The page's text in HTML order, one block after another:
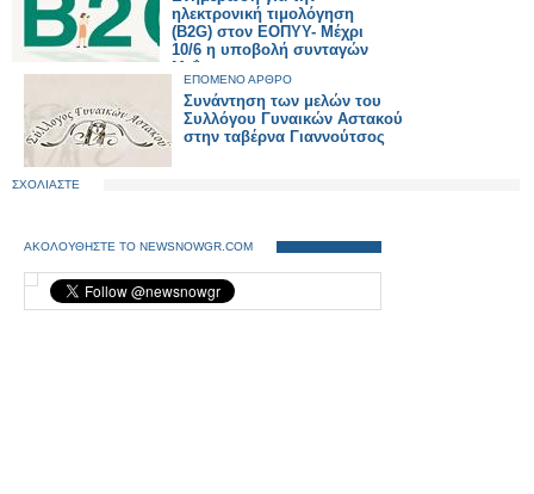
ηλεκτρονική τιμολόγηση
(B2G) στον ΕΟΠΥΥ- Μέχρι
10/6 η υποβολή συνταγών
Μαΐου
ΕΠΟΜΕΝΟ ΑΡΘΡΟ
Συνάντηση των μελών του
Συλλόγου Γυναικών Αστακού
στην ταβέρνα Γιαννούτσος
ΣΧΟΛΙΑΣΤΕ
ΑΚΟΛΟΥΘΗΣΤΕ ΤΟ NEWSNOWGR.COM